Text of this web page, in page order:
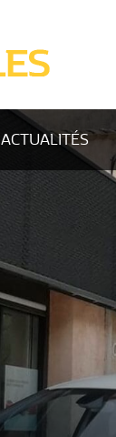
ACTUALITÉS